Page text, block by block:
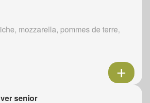
mozzarella, pommes de terre,
senior